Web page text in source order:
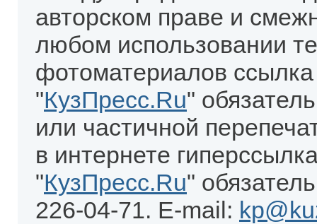
авторском праве и
любом использовании
фотоматериалов
"КузПресс.Ru"
или частичной
в интернете
"КузПресс.Ru"
226-04-71. E-mail: